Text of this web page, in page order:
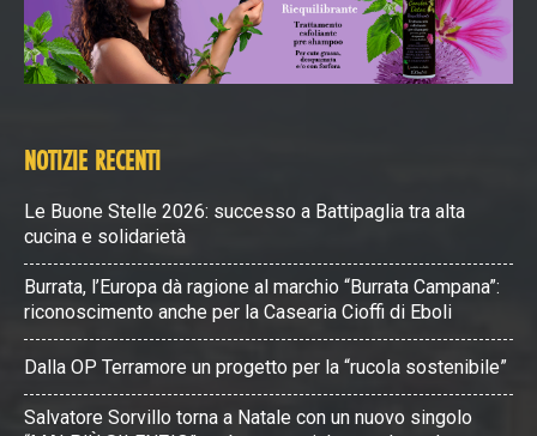
NOTIZIE RECENTI
Le Buone Stelle 2026: successo a Battipaglia tra alta
cucina e solidarietà
Burrata, l’Europa dà ragione al marchio “Burrata Campana”:
riconoscimento anche per la Casearia Cioffi di Eboli
Dalla OP Terramore un progetto per la “rucola sostenibile”
Salvatore Sorvillo torna a Natale con un nuovo singolo